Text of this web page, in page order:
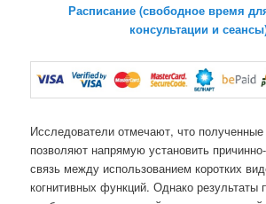
Расписание (свободное время
консультации и
Исследователи отмечают, что
позволяют напрямую установить
связь между использованием коротких
когнитивных функций. Однако результаты